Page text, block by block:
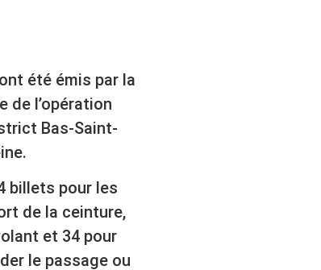
été émis par la
de l’opération
Bas-Saint-
billets pour les
de la ceinture,
et 34 pour
le passage ou